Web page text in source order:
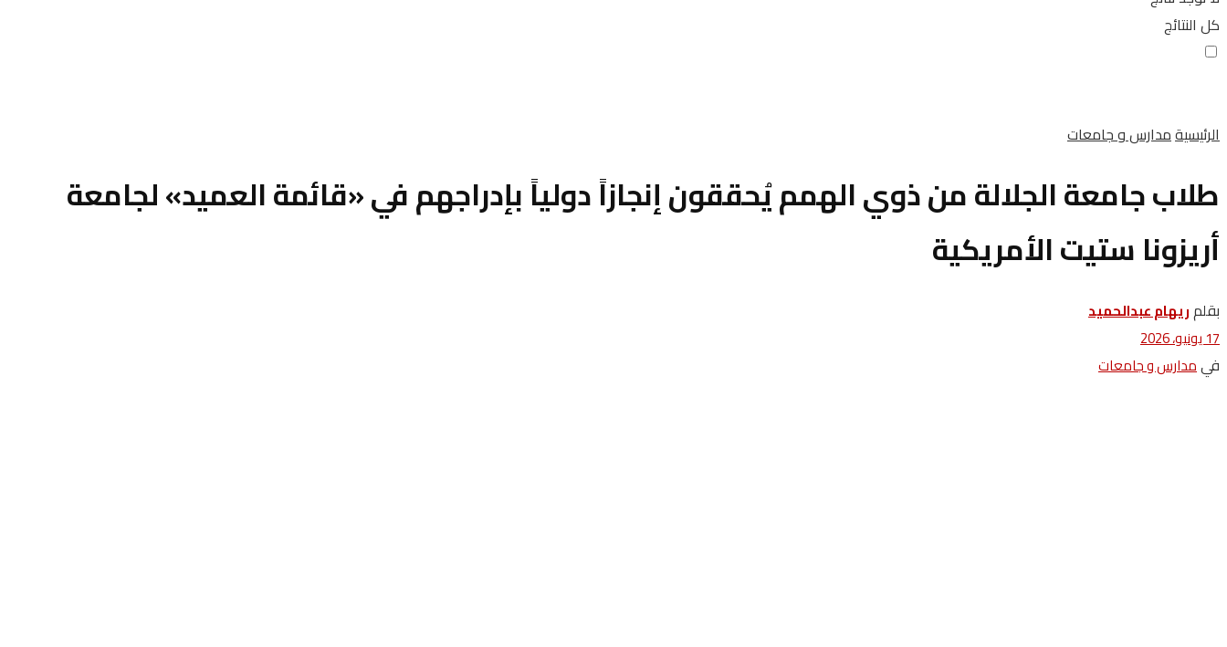
كل النتائج
الرئيسيةمدارس و جامعات
طلاب جامعة الجلالة من ذوي الهمم يُحققون إنجازاً دولياً بإدراجهم في «قائمة العميد» لجامعة
أريزونا ستيت الأمريكية
بقلمريهام عبدالحميد
17 يونيو، 2026
فيمدارس و جامعات